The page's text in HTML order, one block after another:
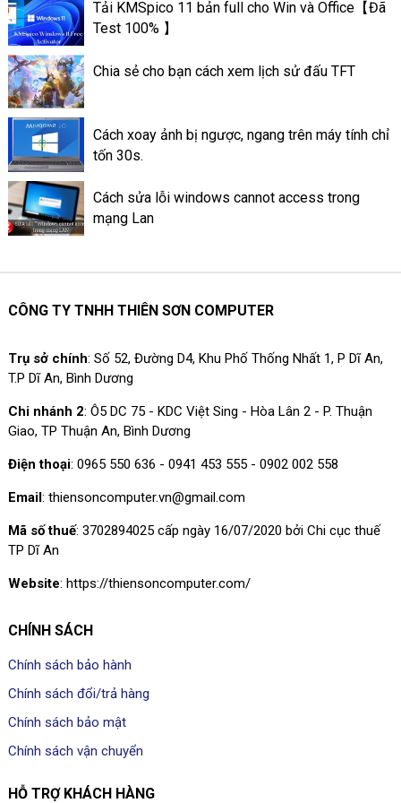
ấn tượng trên Facebook lại có
thể lưu trữ lâu dài, đến lúc bạn
xóa đi. Cách làm Thao tác tạo
tin nổi bật trên ứng dụng
Facebook là làm như thế nào?
Tải KMSpico 11 bản full cho Win và Office【Đã
Test 100% 】
Chia sẻ cho bạn cách xem lịch sử đấu TFT
Cách xoay ảnh bị ngược, ngang trên máy tính chỉ
tốn 30s.
Cách sửa lỗi windows cannot access trong
mạng Lan
CÔNG TY TNHH THIÊN SƠN COMPUTER
Trụ sở chính: Số 52, Đường D4, Khu Phố Thống Nhất 1, P Dĩ An,
T.P Dĩ An, Bình Dương
Chi nhánh 2: Ô5 DC 75 - KDC Việt Sing - Hòa Lân 2 - P. Thuận
Giao, TP Thuận An, Bình Dương
Điện thoại: 0965 550 636 - 0941 453 555 - 0902 002 558
Email: thiensoncomputer.vn@gmail.com
Mã số thuế: 3702894025 cấp ngày 16/07/2020 bởi Chi cục thuế
TP Dĩ An
Website: https://thiensoncomputer.com/
CHÍNH SÁCH
Chính sách bảo hành
Chính sách đổi/trả hàng
Chính sách bảo mật
Chính sách vận chuyển
HỖ TRỢ KHÁCH HÀNG